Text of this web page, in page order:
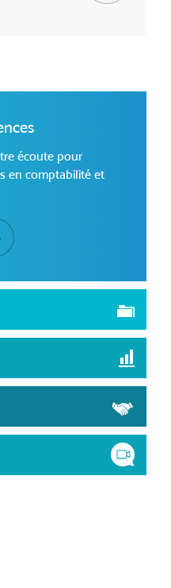
écoute pour
en comptabilité et